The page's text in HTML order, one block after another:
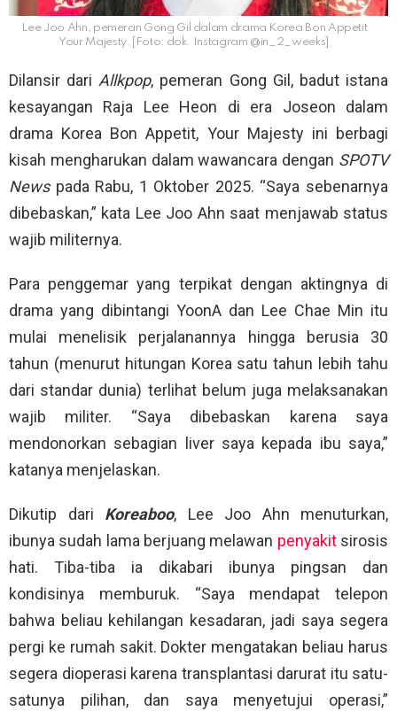
Lee Joo Ahn, pemeran Gong Gil dalam drama Korea Bon Appetit
Your Majesty. [Foto: dok. Instagram @in_2_weeks]
Dilansir dari Allkpop, pemeran Gong Gil, badut istana
kesayangan Raja Lee Heon di era Joseon dalam
drama Korea Bon Appetit, Your Majesty ini berbagi
kisah mengharukan dalam wawancara dengan SPOTV
Newspada Rabu, 1 Oktober 2025. “Saya sebenarnya
dibebaskan,” kata Lee Joo Ahn saat menjawab status
wajib militernya.
Para penggemar yang terpikat dengan aktingnya di
drama yang dibintangi YoonA dan Lee Chae Min itu
mulai menelisik perjalanannya hingga berusia 30
tahun (menurut hitungan Korea satu tahun lebih tahu
dari standar dunia) terlihat belum juga melaksanakan
wajib militer. “Saya dibebaskan karena saya
mendonorkan sebagian liver saya kepada ibu saya,”
katanya menjelaskan.
Dikutip dari Koreaboo, Lee Joo Ahn menuturkan,
ibunya sudah lama berjuang melawan penyakitsirosis
hati. Tiba-tiba ia dikabari ibunya pingsan dan
kondisinya memburuk. “Saya mendapat telepon
bahwa beliau kehilangan kesadaran, jadi saya segera
pergi ke rumah sakit. Dokter mengatakan beliau harus
segera dioperasi karena transplantasi darurat itu satu-
satunya pilihan, dan saya menyetujui operasi,”